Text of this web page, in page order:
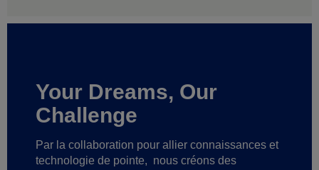
Your Dreams, Our
Challenge
Par la collaboration pour allier connaissances et
technologie de pointe, nous créons des